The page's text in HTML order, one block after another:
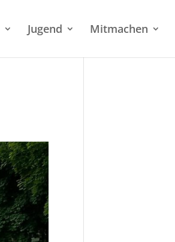
Jugend Mitmachen